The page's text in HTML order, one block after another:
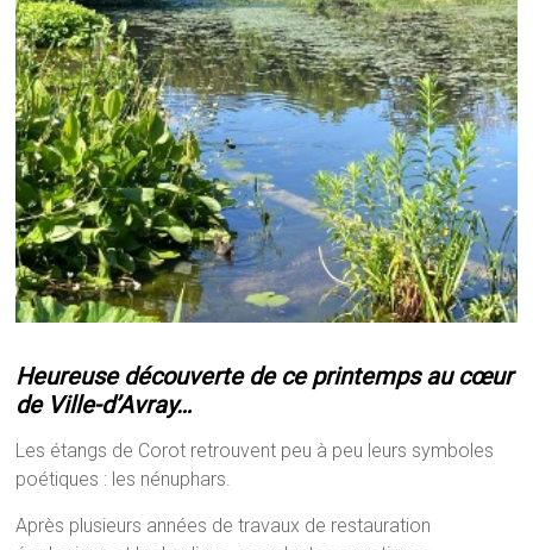
Heureuse découverte de ce printemps au cœur
de Ville-d’Avray…
Les étangs de Corot retrouvent peu à peu leurs symboles
poétiques : les nénuphars.
Après plusieurs années de travaux de restauration